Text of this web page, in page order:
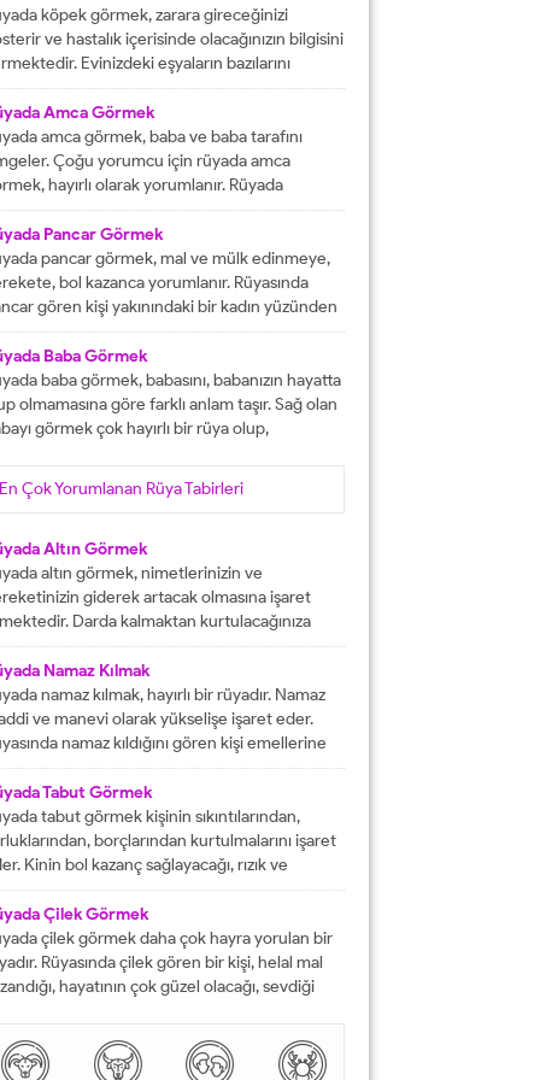
olmasına işaret etmektedir. İşlerinizin
gideceğini gösterirken, ömür boyu
olan konforlu bir hayatın varlığına delalet
Ağız tadınızı bozan faktörleri...
köpek görmek, zarara gireceğinizi
ve hastalık içerisinde olacağınızın bilgisini
Evinizdeki eşyaların bazılarını
delalet etmektedir. Kuvvetsiz
durumun içerisinde kalacağınızın ve rahatsızlık
olacağınızın haberini vermektedir.
dönemlerin içerisinde olacağınızın
verir ve kendinizi başarısız
işaret olacaktır. Diğer yandan ise
yapacak olan kişilerden dolayı başınızın...
Amca Görmek
amca görmek, baba ve baba tarafını
Çoğu yorumcu için rüyada amca
hayırlı olarak yorumlanır. Rüyada
gören kişi, kısa süre içerisinde
çözüp, huzura kavuşacak demektir.
bu rüyayı gören kişinin sağlık sıkıntıları varsa,
çözüme ulaşacak olarak yorumlanır. İşsiz
kişinin bu rüyayı görmesi hayırlı iş
Pancar Görmek
pancar görmek, mal ve mülk edinmeye,
bol kazanca yorumlanır. Rüyasında
gören kişi yakınındaki bir kadın yüzünden
düşebilir, acı haber alabilir, başına gelecek
üzüntüye ve kedere tabir edilebilir. Bekar
rüyasında pancar görürse, yakın zamanda
yada evlenir. Evli birisinin gördüğü
rüyası, eşiyle kavgaya yada ayrılığa...
Baba Görmek
baba görmek, babasını, babanızın hayatta
olmamasına göre farklı anlam taşır. Sağ olan
görmek çok hayırlı bir rüya olup,
veren veren en değerli varlıklar, kişinin
etmiş ise ihtiyacı olanlara yardım etmesi
En Çok Yorumlanan Rüya Tabirleri
Altın Görmek
altın görmek, nimetlerinizin ve
giderek artacak olmasına işaret
Darda kalmaktan kurtulacağınıza
eder ve engelleri yok edeceğinizi
İyi bir hayata sahip olmanızın
tüm pürüzlerin yok olacağını işaret
Emeklerinizin heba olmayacağını
rüyalardan birisi şeklinde
Rüyada altın bileklik görmek,
giderek artacak olmasına delalet
Namaz Kılmak
namaz kılmak, hayırlı bir rüyadır. Namaz
ve manevi olarak yükselişe işaret eder.
namaz kıldığını gören kişi emellerine
zamanda ulaşır. Namaz, rüya da olsa kişinin
güçleneceğini ve Allah tarafından
bir kişi olduğunu gösterir. Rüyalarımızda
çoğunlukla gerçek hayatla birebir
Rüyalarımızda...
Tabut Görmek
tabut görmek kişinin sıkıntılarından,
borçlarından kurtulmalarını işaret
Kinin bol kazanç sağlayacağı, rızık ve
anlamına gelir. Rüya sırasında tabut
aynı zaman da kişinin bahtının ve
kapanmış olduğunu ifade eder. Rüyada
görmek aynı zamanda kişinin yol hazırlığına
anlamına gelir....
Çilek Görmek
çilek görmek daha çok hayra yorulan bir
Rüyasında çilek gören bir kişi, helal mal
hayatının çok güzel olacağı, sevdiği
çoğunlukla aşkı ve tutkuyu da delalet eder.